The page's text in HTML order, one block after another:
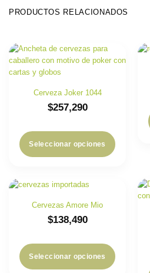
PRODUCTOS RELACIONADOS
Cerveza Joker 1044
$257,290
Seleccionar opciones
Cervezas Amore Mio
$138,490
Seleccionar opciones